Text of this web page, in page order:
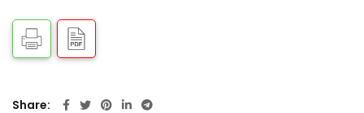
Share